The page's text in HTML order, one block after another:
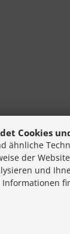
Cookies
ähnliche
der
und